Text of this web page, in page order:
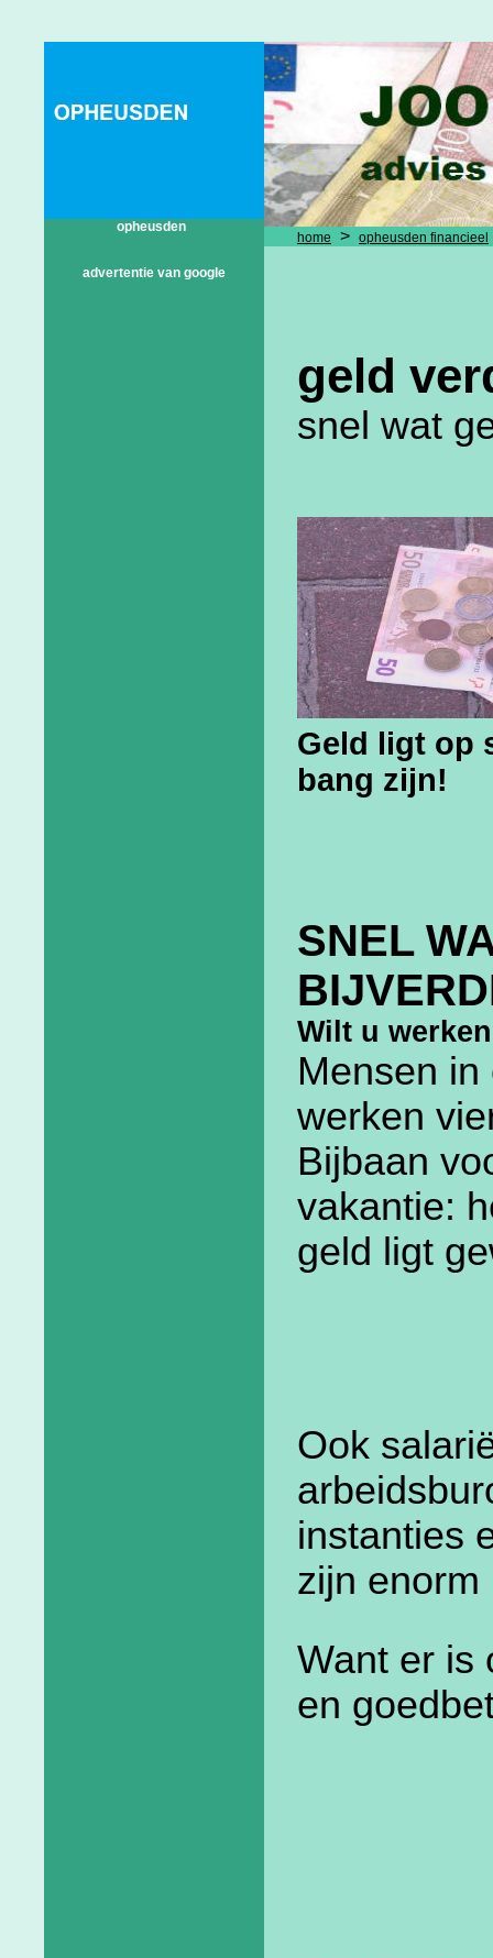
opheusden
advertentie van google
home > opheusden financieel
geld
snel wat
Geld ligt op
bang zijn!
SNEL
Wilt u
Mensen
werken
Bijbaan
vakantie:
geld ligt
Ook
instanties
zijn enorm
Want er is
en